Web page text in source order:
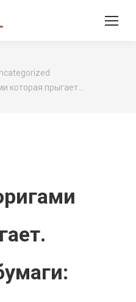
которая прыгает.…